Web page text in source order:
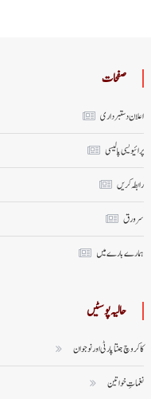
صفحات
اعلان دستبرداری
پرائیویسی پالیسی
رابطہ کریں
سر ورق
ہمارے بارے میں
حالیہ پوسٹیں
کاکروچ جنتا پارٹی اور نوجوان
نغماتِ خواتین